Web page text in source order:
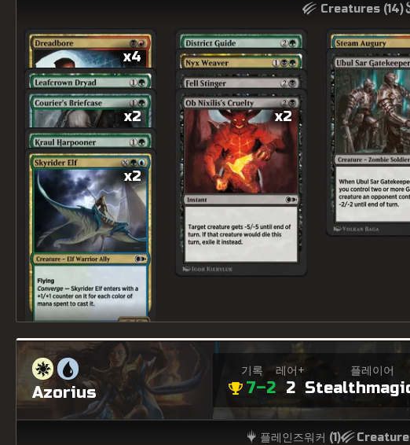
Creatures (14)
x4
x2
x2
x2
Azorius
기록
7–2
레어+
2
플레이어
플레인즈워커 (1)